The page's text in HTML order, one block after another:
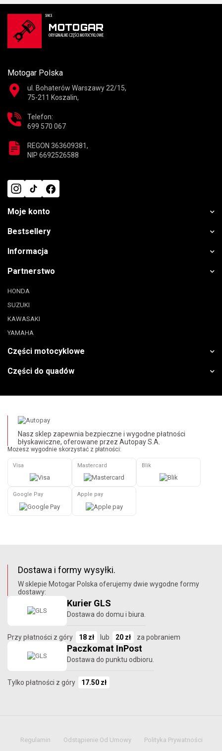
Motogar Polska
ul. Bohaterów Warszawy 22/15,
75-211 Koszalin,
Telefon:
699 570 067
REGON 363609381,
NIP 6692526588
Moje konto
Bestsellery
Informacja
Partnerstwo
HONDA
SUZUKI
KAWASAKI
YAMAHA
Części motocyklowe
Części do quadów
Nasz sklep zapewnia bezpieczne i wygodne płatności
błyskawiczne, oferowane przez Autopay S.A.
Możesz wygodnie skorzystać z płatności:
Visa Mastercard Blik
Google Pay Apple pay
Dostawa i formy wysyłki.
W sklepie Motogar Polska oferujemy dwie wygodne formy
dostawy:
Kurier GLS
Dostawa do domu i biura.
Przy płatności z góry 18 zł lub 20 zł za pobraniem
Paczkomat InPost
Dostawa do punktu odbioru.
Tylko płatności z góry 17.50 zł
Regulamin Odstąpienie Od Umowy
Polityka Prywatności